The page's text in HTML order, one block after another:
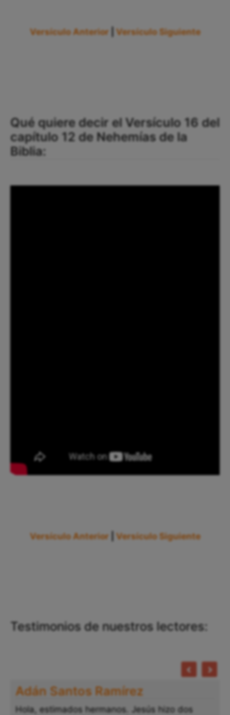
Versículo Anterior Versículo Siguiente
Qué quiere decir el Versículo 16 del
capítulo 12 de Nehemías de la
Biblia:
Versículo Anterior Versículo Siguiente
Testimonios de nuestros lectores:
Adán Santos Ramírez
Hola, estimados hermanos. Jesús hizo dos